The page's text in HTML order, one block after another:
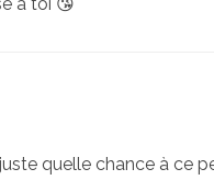
quelle chance à ce